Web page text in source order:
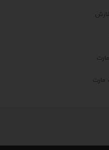
مارت